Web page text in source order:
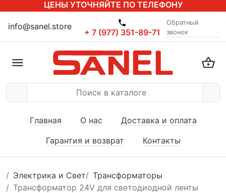
ЦЕНЫ УТОЧНЯЙТЕ ПО ТЕЛЕФОНУ
info@sanel.store
+ 7 (977) 351-89-71
Обратный
звонок
Главная О нас
Доставка и оплата
Гарантия и возврат
Контакты
Электрика и Свет
Трансформаторы
Трансформатор 24V для светодиодной ленты